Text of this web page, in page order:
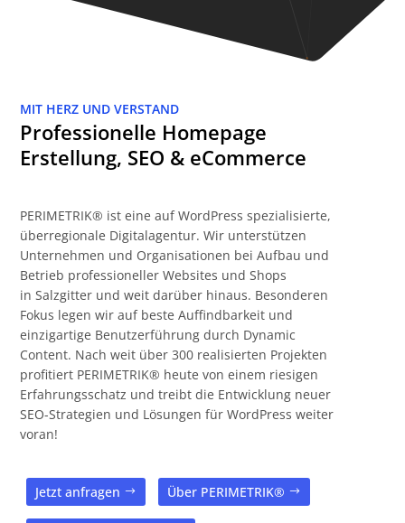
MIT HERZ UND VERSTAND
Professionelle Homepage
Erstellung, SEO & eCommerce
PERIMETRIK® ist eine auf WordPress spezialisierte,
überregionale Digitalagentur. Wir unterstützen
Unternehmen und Organisationen bei Aufbau und
Betrieb professioneller Websites und Shops
in Salzgitter und weit darüber hinaus. Besonderen
Fokus legen wir auf beste Auffindbarkeit und
einzigartige Benutzerführung durch Dynamic
Content. Nach weit über 300 realisierten Projekten
profitiert PERIMETRIK® heute von einem riesigen
Erfahrungsschatz und treibt die Entwicklung neuer
SEO-Strategien und Lösungen für WordPress weiter
voran!
Jetzt anfragen Über PERIMETRIK®